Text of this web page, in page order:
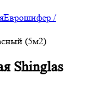
Еврошифер /
(5м2)
Shinglas